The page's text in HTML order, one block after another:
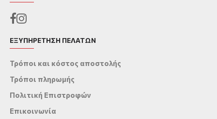
ΕΞΥΠΗΡΕΤΗΣΗ ΠΕΛΑΤΩΝ
Τρόποι και κόστος αποστολής
Τρόποι πληρωμής
Πολιτική Επιστροφών
Επικοινωνία